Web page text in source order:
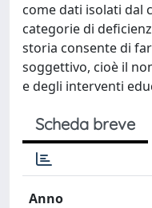
come dati isolati dal
categorie di
storia consente di
soggettivo, cioè il
e degli interventi
Scheda breve
Anno